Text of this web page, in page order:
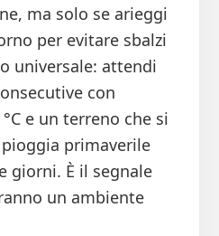
ma solo se arieggi
per evitare sbalzi
universale: attendi
con
e un terreno che si
primaverile
giorni. È il segnale
un ambiente